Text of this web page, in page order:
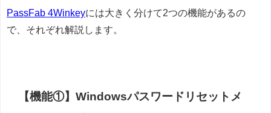
PassFab 4Winkeyには大きく分けて2つの機能があるの
で、それぞれ解説します。
【機能①】Windowsパスワードリセットメ